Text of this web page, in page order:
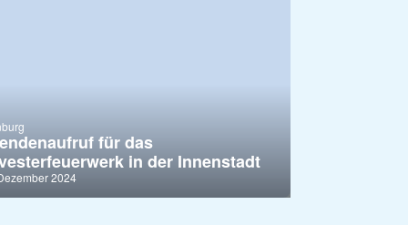
für das
in der Innenstadt
2024